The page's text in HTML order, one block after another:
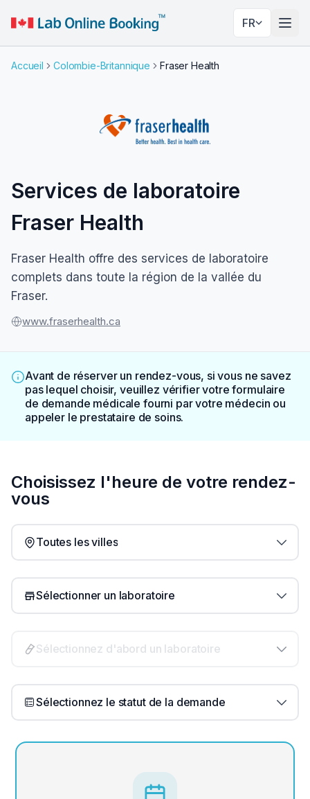
FR
Accueil Colombie-Britannique Fraser Health
Services de laboratoire
Fraser Health
Fraser Health offre des services de laboratoire
complets dans toute la région de la vallée du
Fraser.
www.fraserhealth.ca
Avant de réserver un rendez-vous, si vous ne savez
pas lequel choisir, veuillez vérifier votre formulaire
de demande médicale fourni par votre médecin ou
appeler le prestataire de soins.
Choisissez l'heure de votre rendez-
vous
Toutes les villes
Sélectionner un laboratoire
Sélectionnez d'abord un laboratoire
Sélectionnez le statut de la demande